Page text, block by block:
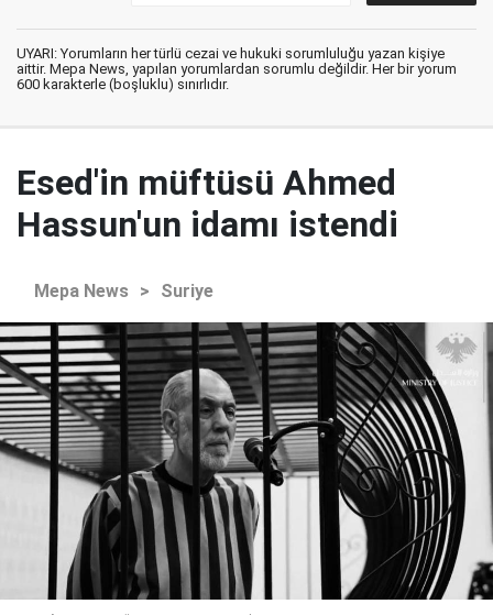
UYARI: Yorumların her türlü cezai ve hukuki sorumluluğu yazan kişiye
aittir. Mepa News, yapılan yorumlardan sorumlu değildir. Her bir yorum
600 karakterle (boşluklu) sınırlıdır.
Esed'in müftüsü Ahmed
Hassun'un idamı istendi
Mepa News > Suriye